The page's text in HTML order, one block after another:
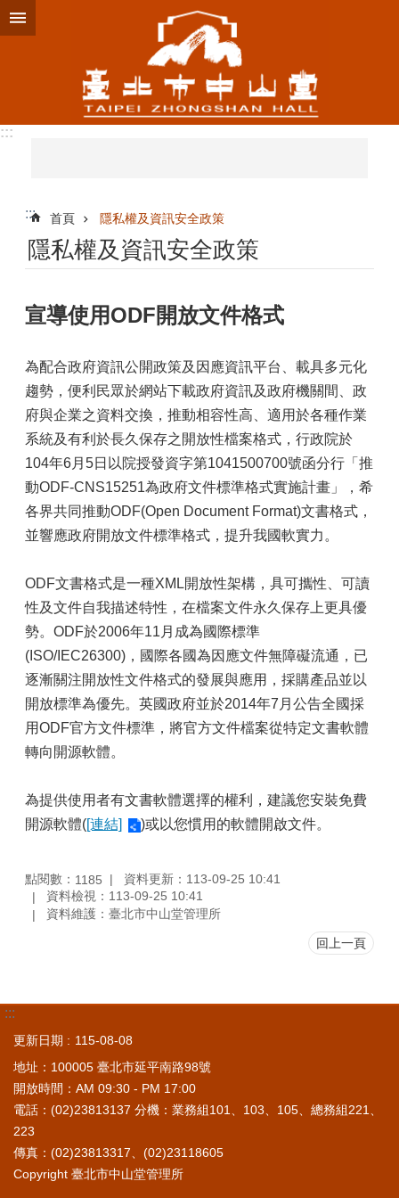
跳到主要內容區塊
:::
::: 首頁 隱私權及資訊安全政策
隱私權及資訊安全政策
宣導使用ODF開放文件格式
為配合政府資訊公開政策及因應資訊平台、載具多元化
趨勢，便利民眾於網站下載政府資訊及政府機關間、政
府與企業之資料交換，推動相容性高、適用於各種作業
系統及有利於長久保存之開放性檔案格式，行政院於
104年6月5日以院授發資字第1041500700號函分行「推
動ODF-CNS15251為政府文件標準格式實施計畫」，希
各界共同推動ODF(Open Document Format)文書格式，
並響應政府開放文件標準格式，提升我國軟實力。
ODF文書格式是一種XML開放性架構，具可攜性、可讀
性及文件自我描述特性，在檔案文件永久保存上更具優
勢。ODF於2006年11月成為國際標準
(ISO/IEC26300)，國際各國為因應文件無障礙流通，已
逐漸關注開放性文件格式的發展與應用，採購產品並以
開放標準為優先。英國政府並於2014年7月公告全國採
用ODF官方文件標準，將官方文件檔案從特定文書軟體
轉向開源軟體。
為提供使用者有文書軟體選擇的權利，建議您安裝免費
開源軟體([連結] )或以您慣用的軟體開啟文件。
點閱數： 1185
資料更新：113-09-25 10:41
資料檢視：113-09-25 10:41
資料維護：臺北市中山堂管理所
回上一頁
:::
更新日期
115-08-08
地址：100005 臺北市延平南路98號
開放時間：AM 09:30 - PM 17:00
電話：(02)23813137 分機：業務組101、103、105、總務組221、
223
傳真：(02)23813317、(02)23118605
Copyright 臺北市中山堂管理所